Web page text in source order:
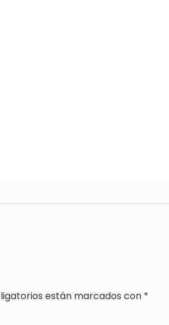
están marcados con *